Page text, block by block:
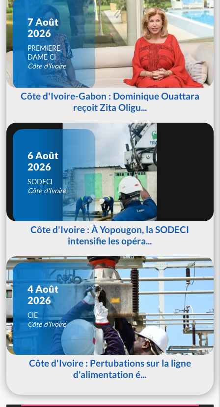
7 Août
2026
PREMIERE
DAME CI
Côte d'Ivoire
Côte d'Ivoire-Gabon : Dominique Ouattara
reçoit Zita Oligu...
6 Août
2026
SODECI
Côte d'Ivoire
Côte d'Ivoire : À Yopougon, la SODECI
intensifie les opéra...
4 Août
2026
CIE
Côte d'Ivoire
Côte d'Ivoire : Pertubations sur la ligne
d'alimentation é...